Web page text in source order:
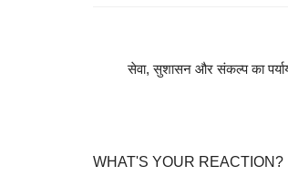
सेवा, सुशासन और संकल्प का
WHAT'S YOUR REACTION?